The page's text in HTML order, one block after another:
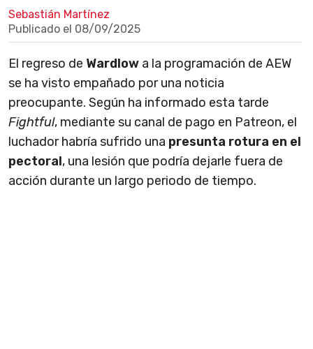
Sebastián Martínez
Publicado el 08/09/2025
El regreso de Wardlow a la programación de AEW
se ha visto empañado por una noticia
preocupante. Según ha informado esta tarde
Fightful, mediante su canal de pago en Patreon, el
luchador habría sufrido una presunta rotura en el
pectoral, una lesión que podría dejarle fuera de
acción durante un largo periodo de tiempo.